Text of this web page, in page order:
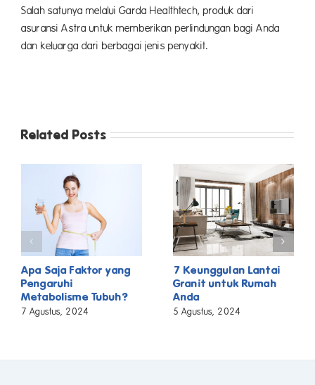
Salah satunya melalui Garda Healthtech, produk dari
asuransi Astra untuk memberikan perlindungan bagi Anda
dan keluarga dari berbagai jenis penyakit.
Related Posts
Apa Saja Faktor yang
Pengaruhi
Metabolisme Tubuh?
7 Agustus, 2024
7 Keunggulan Lantai
Granit untuk Rumah
Anda
5 Agustus, 2024